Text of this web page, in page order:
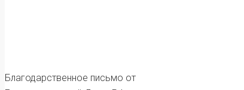
Благодарственное письмо от